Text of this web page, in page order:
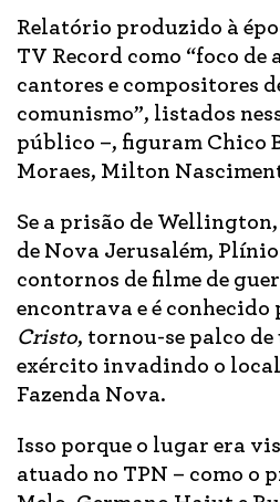
Relatório produzido à
TV Record como “foco
cantores e compositores
comunismo”, listados
público –, figuram Chico
Moraes, Milton
Se a prisão de
de Nova Jerusalém,
contornos de filme de
encontrava e é conhecido
Cristo, tornou-se palco
exército invadindo o local
Fazenda Nova.
Isso porque o lugar era
atuado no TPN – como o